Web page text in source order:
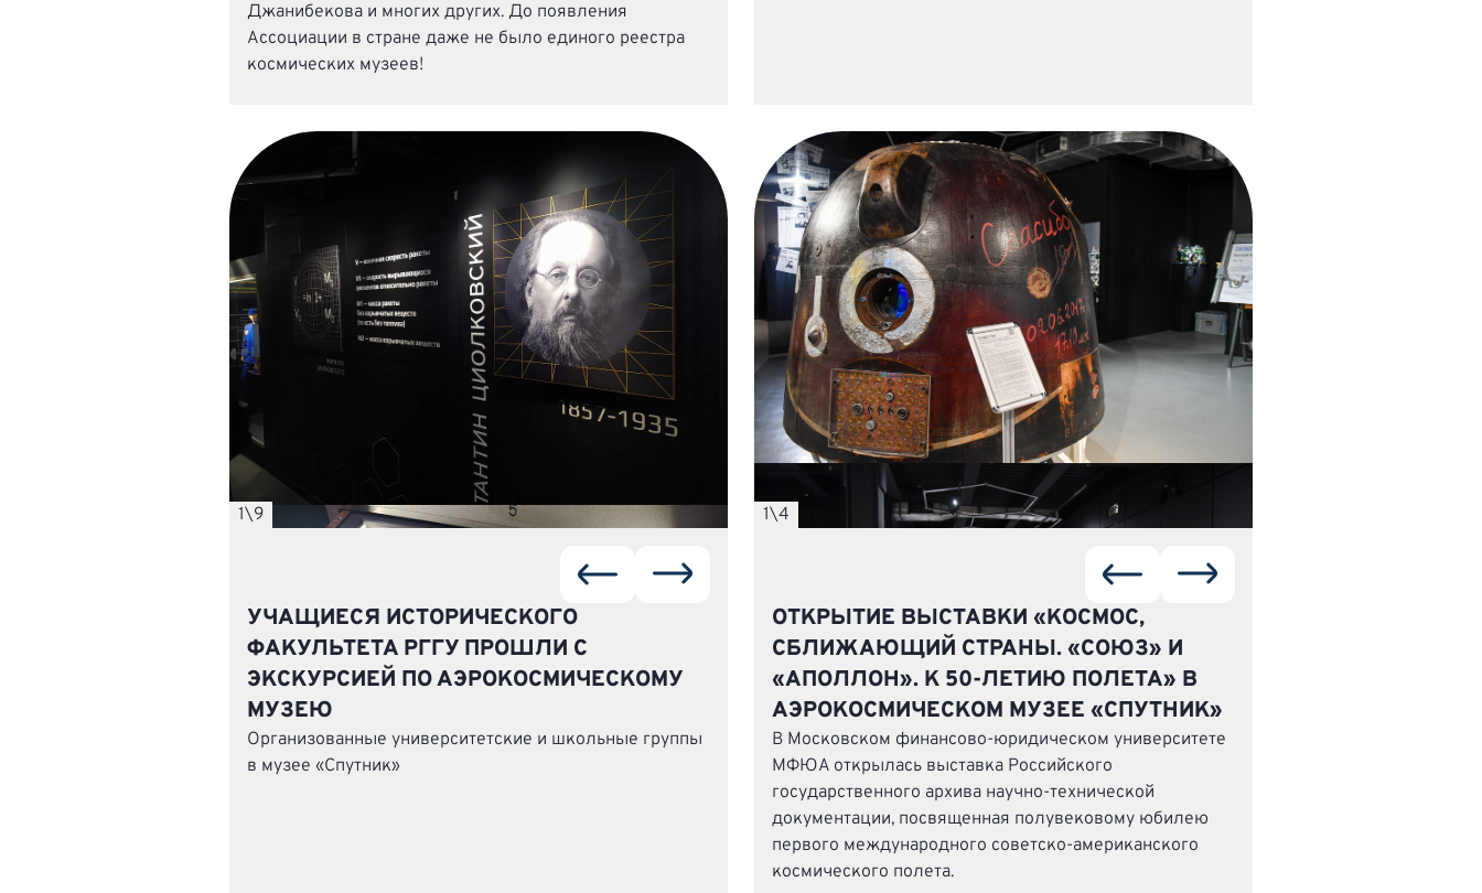
Джанибекова и многих других. До появления
Ассоциации в стране даже не было единого реестра
космических музеев!
1\9
УЧАЩИЕСЯ ИСТОРИЧЕСКОГО
ФАКУЛЬТЕТА РГГУ ПРОШЛИ С
ЭКСКУРСИЕЙ ПО АЭРОКОСМИЧЕСКОМУ
МУЗЕЮ
Организованные университетские и школьные группы
в музее «Спутник»
1\4
ОТКРЫТИЕ ВЫСТАВКИ «КОСМОС,
СБЛИЖАЮЩИЙ СТРАНЫ. «СОЮЗ» И
«АПОЛЛОН». К 50-ЛЕТИЮ ПОЛЕТА» В
АЭРОКОСМИЧЕСКОМ МУЗЕЕ «СПУТНИК»
В Московском финансово-юридическом университете
МФЮА открылась выставка Российского
государственного архива научно-технической
документации, посвященная полувековому юбилею
первого международного советско-американского
космического полета.